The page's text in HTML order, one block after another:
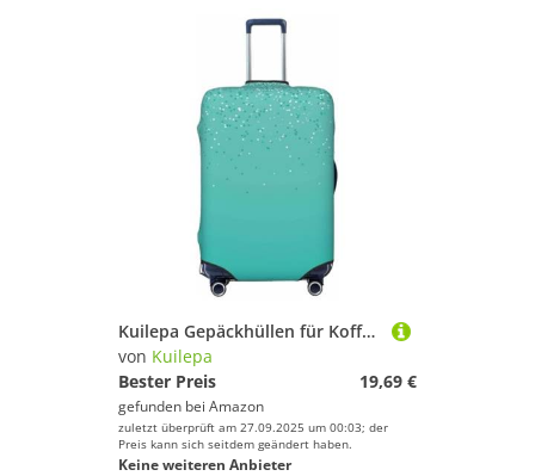
Kuilepa Gepäckhüllen für Koffer, elastisch, waschbar und dehnbar, kratzfest, passend für 45,7 - 81,3 cm Gepäck, kein Gepäck im Lieferumfang enthalten, Schwarz , M
von Kuilepa
Bester Preis
19,69 €
gefunden bei Amazon
zuletzt überprüft am 27.09.2025 um 00:03; der
Preis kann sich seitdem geändert haben.
Keine weiteren Anbieter